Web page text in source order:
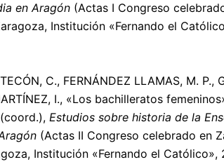
en Aragón (Actas I Congreso
Institución «Fernando el
C., FERNÁNDEZ LLAMAS, M. P.,
I., «Los bachilleratos
(coord.), Estudios sobre historia de la
(Actas II Congreso celebrado en
Institución «Fernando el Católico»,